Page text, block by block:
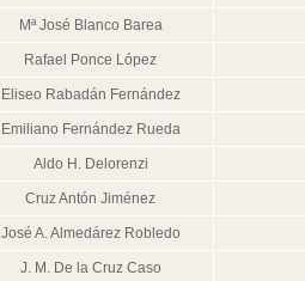
Mª José Blanco Barea
Rafael Ponce López
Eliseo Rabadán Fernández
Emiliano Fernández Rueda
Aldo H. Delorenzi
Cruz Antón Jiménez
José A. Almedárez Robledo
J. M. De la Cruz Caso